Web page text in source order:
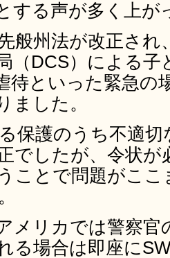
する声が多く上が
般州法が改正され
（DCS）による
待といった緊急の
ました。
保護のうち不適
でしたが、令状が
ことで問題がこ
メリカでは警察官
る場合は即座に